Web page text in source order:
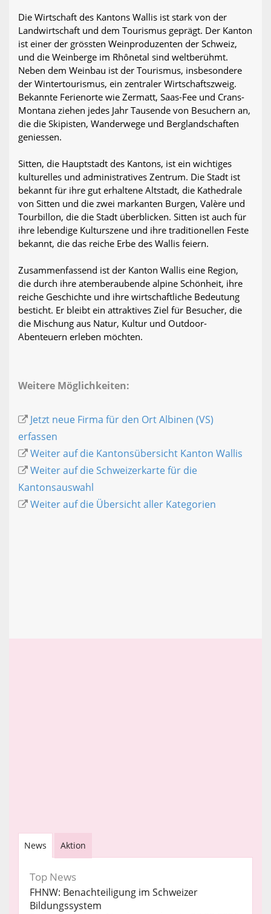
Die Wirtschaft des Kantons Wallis ist stark von der
Landwirtschaft und dem Tourismus geprägt. Der Kanton
ist einer der grössten Weinproduzenten der Schweiz,
und die Weinberge im Rhônetal sind weltberühmt.
Neben dem Weinbau ist der Tourismus, insbesondere
der Wintertourismus, ein zentraler Wirtschaftszweig.
Bekannte Ferienorte wie Zermatt, Saas-Fee und Crans-
Montana ziehen jedes Jahr Tausende von Besuchern an,
die die Skipisten, Wanderwege und Berglandschaften
geniessen.
Sitten, die Hauptstadt des Kantons, ist ein wichtiges
kulturelles und administratives Zentrum. Die Stadt ist
bekannt für ihre gut erhaltene Altstadt, die Kathedrale
von Sitten und die zwei markanten Burgen, Valère und
Tourbillon, die die Stadt überblicken. Sitten ist auch für
ihre lebendige Kulturszene und ihre traditionellen Feste
bekannt, die das reiche Erbe des Wallis feiern.
Zusammenfassend ist der Kanton Wallis eine Region,
die durch ihre atemberaubende alpine Schönheit, ihre
reiche Geschichte und ihre wirtschaftliche Bedeutung
besticht. Er bleibt ein attraktives Ziel für Besucher, die
die Mischung aus Natur, Kultur und Outdoor-
Abenteuern erleben möchten.
Weitere Möglichkeiten:
Jetzt neue Firma für den Ort Albinen (VS)
erfassen
Weiter auf die Kantonsübersicht Kanton Wallis
Weiter auf die Schweizerkarte für die
Kantonsauswahl
Weiter auf die Übersicht aller Kategorien
News Aktion
Top News
FHNW: Benachteiligung im Schweizer
Bildungssystem